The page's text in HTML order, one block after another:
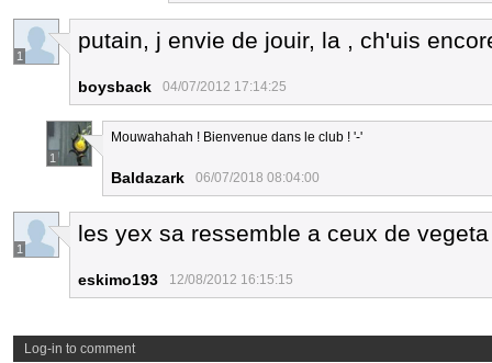
1
putain, j envie de jouir, la , ch'uis
boysback 04/07/2012 17:14:25
1
Mouwahahah ! Bienvenue dans le club ! '-'
Baldazark 06/07/2018 08:04:00
1
les yex sa ressemble a ceux de
eskimo193 12/08/2012 16:15:15
Log-in to comment